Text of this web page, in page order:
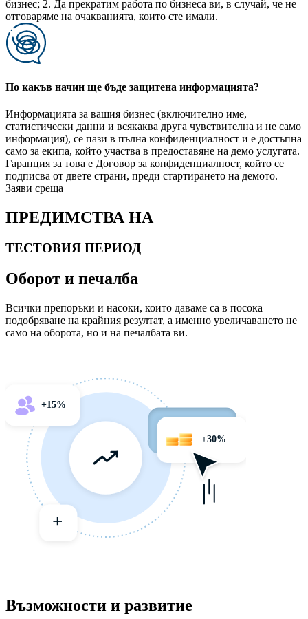
бизнес; 2. Да прекратим работа по бизнеса ви, в случай, че не
отговаряме на очакванията, които сте имали.
По какъв начин ще бъде защитена информацията?
Информацията за вашия бизнес (включително име,
статистически данни и всякаква друга чувствителна и не само
информация), се пази в пълна конфиденциалност и е достъпна
само за екипа, който участва в предоставяне на демо услугата.
Гаранция за това е Договор за конфиденциалност, който се
подписва от двете страни, преди стартирането на демото.
Заяви среща
ПРЕДИМСТВА НА
ТЕСТОВИЯ ПЕРИОД
Оборот и печалба
Всички препоръки и насоки, които даваме са в посока
подобряване на крайния резултат, а именно увеличаването не
само на оборота, но и на печалбата ви.
Възможности и развитие